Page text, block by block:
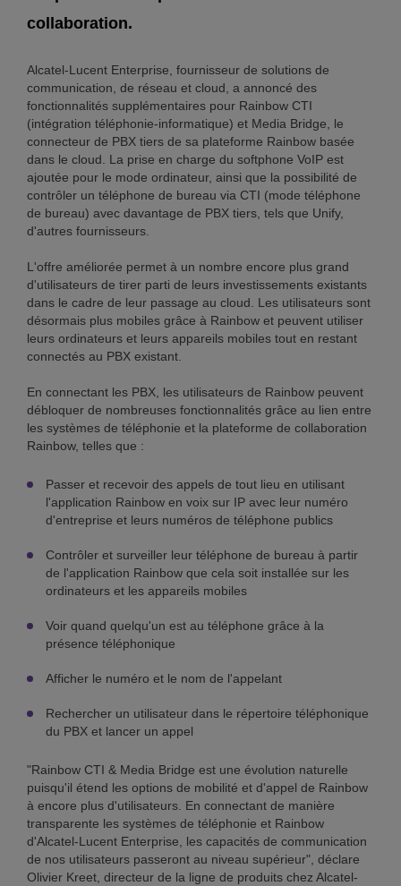
collaboration.
Alcatel-Lucent Enterprise, fournisseur de solutions de
communication, de réseau et cloud, a annoncé des
fonctionnalités supplémentaires pour Rainbow CTI
(intégration téléphonie-informatique) et Media Bridge, le
connecteur de PBX tiers de sa plateforme Rainbow basée
dans le cloud. La prise en charge du softphone VoIP est
ajoutée pour le mode ordinateur, ainsi que la possibilité de
contrôler un téléphone de bureau via CTI (mode téléphone
de bureau) avec davantage de PBX tiers, tels que Unify,
d'autres fournisseurs.
L'offre améliorée permet à un nombre encore plus grand
d'utilisateurs de tirer parti de leurs investissements existants
dans le cadre de leur passage au cloud. Les utilisateurs sont
désormais plus mobiles grâce à Rainbow et peuvent utiliser
leurs ordinateurs et leurs appareils mobiles tout en restant
connectés au PBX existant.
En connectant les PBX, les utilisateurs de Rainbow peuvent
débloquer de nombreuses fonctionnalités grâce au lien entre
les systèmes de téléphonie et la plateforme de collaboration
Rainbow, telles que :
Passer et recevoir des appels de tout lieu en utilisant
l'application Rainbow en voix sur IP avec leur numéro
d'entreprise et leurs numéros de téléphone publics
Contrôler et surveiller leur téléphone de bureau à partir
de l'application Rainbow que cela soit installée sur les
ordinateurs et les appareils mobiles
Voir quand quelqu'un est au téléphone grâce à la
présence téléphonique
Afficher le numéro et le nom de l'appelant
Rechercher un utilisateur dans le répertoire téléphonique
du PBX et lancer un appel
"Rainbow CTI & Media Bridge est une évolution naturelle
puisqu'il étend les options de mobilité et d'appel de Rainbow
à encore plus d'utilisateurs. En connectant de manière
transparente les systèmes de téléphonie et Rainbow
d'Alcatel-Lucent Enterprise, les capacités de communication
de nos utilisateurs passeront au niveau supérieur", déclare
Olivier Kreet, directeur de la ligne de produits chez Alcatel-